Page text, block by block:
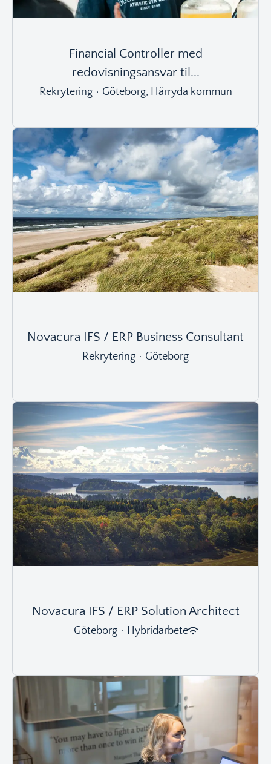
Financial Controller med
redovisningsansvar til...
Rekrytering · Göteborg, Härryda kommun
Novacura IFS / ERP Business Consultant
Rekrytering · Göteborg
Novacura IFS / ERP Solution Architect
Göteborg · Hybridarbete